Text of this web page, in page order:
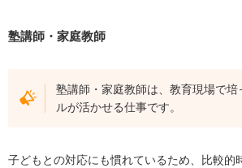
塾講師・家庭教師
塾講師・家庭教師は、教育現場で培
ルが活かせる仕事です。
子どもとの対応にも慣れているため、比較的